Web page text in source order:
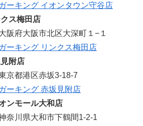
ーキング イオンタウン守谷店
ス梅田店
阪府大阪市北区大深町１−１
ーキング リンクス梅田店
附店
京都港区赤坂3-18-7
ーキング 赤坂見附店
ンモール大和店
奈川県大和市下鶴間1-2-1